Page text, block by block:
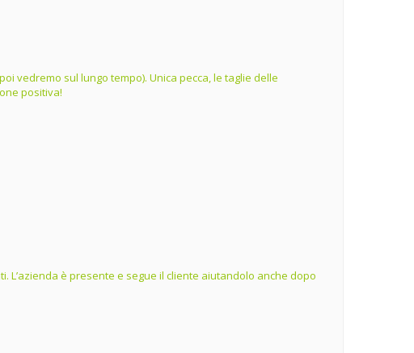
vedremo sul lungo tempo). Unica pecca, le taglie delle
positiva!
L’azienda è presente e segue il cliente aiutandolo anche dopo